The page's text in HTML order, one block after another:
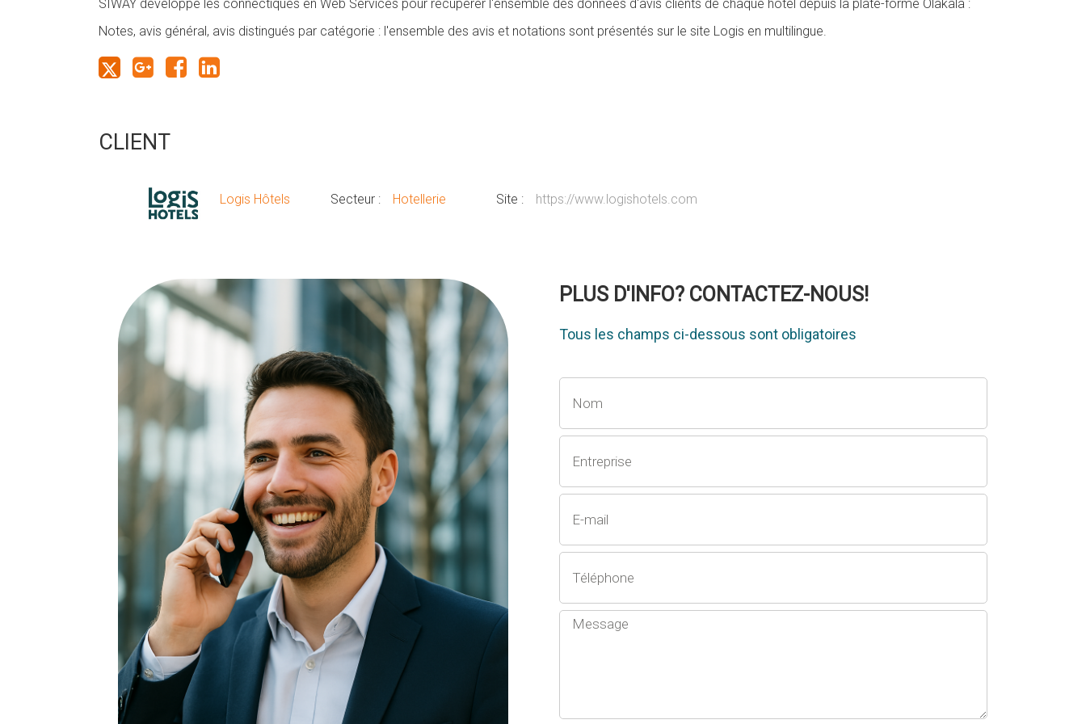
SIWAY développe les connectiques en Web Services pour récupérer l'ensemble des données d'avis clients de chaque hôtel depuis la plate-forme Olakala :
Notes, avis général, avis distingués par catégorie : l'ensemble des avis et notations sont présentés sur le site Logis en multilingue.
CLIENT
Logis Hôtels Secteur : Hotellerie Site : https://www.logishotels.com
PLUS D'INFO? CONTACTEZ-NOUS!
Tous les champs ci-dessous sont obligatoires